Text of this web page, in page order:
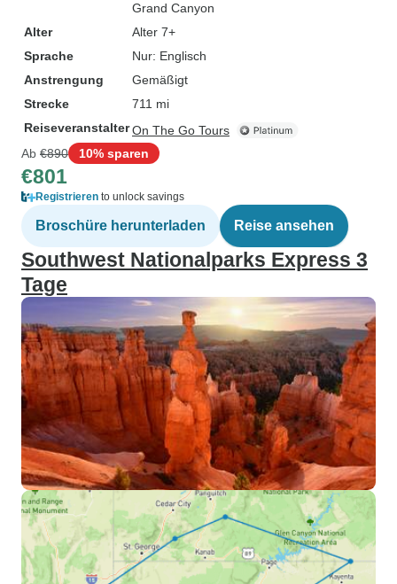
Grand Canyon
Alter
Alter 7+
Sprache
Nur: Englisch
Anstrengung
Gemäßigt
Strecke
711 mi
ReiseveranstalterOn The Go Tours
Ab €890 10% sparen
€801
Registrieren to unlock savings
Broschüre herunterladen Reise ansehen
Southwest Nationalparks Express 3
Tage